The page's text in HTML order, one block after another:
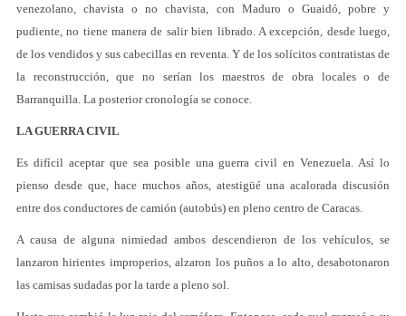
venezolano, chavista o no chavista, con Maduro o Guaidó, pobre y
pudiente, no tiene manera de salir bien librado. A excepción, desde luego,
de los vendidos y sus cabecillas en reventa. Y de los solícitos contratistas de
la reconstrucción, que no serían los maestros de obra locales o de
Barranquilla. La posterior cronología se conoce.
LA GUERRA CIVIL
Es difícil aceptar que sea posible una guerra civil en Venezuela. Así lo
pienso desde que, hace muchos años, atestigüé una acalorada discusión
entre dos conductores de camión (autobús) en pleno centro de Caracas.
A causa de alguna nimiedad ambos descendieron de los vehículos, se
lanzaron hirientes improperios, alzaron los puños a lo alto, desabotonaron
las camisas sudadas por la tarde a pleno sol.